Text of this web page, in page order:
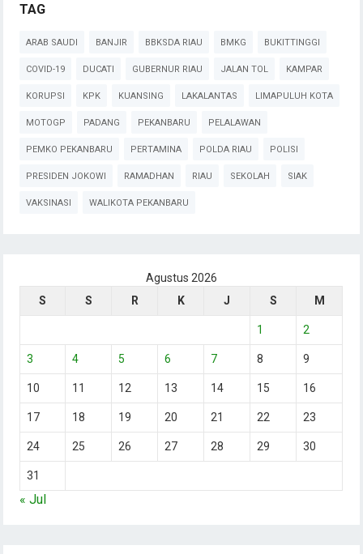
TAG
ARAB SAUDI BANJIR BBKSDA RIAU BMKG BUKITTINGGI
COVID-19 DUCATI GUBERNUR RIAU JALAN TOL KAMPAR
KORUPSI KPK KUANSING LAKALANTAS LIMAPULUH KOTA
MOTOGP PADANG PEKANBARU PELALAWAN
PEMKO PEKANBARU PERTAMINA POLDA RIAU POLISI
PRESIDEN JOKOWI RAMADHAN RIAU SEKOLAH SIAK
VAKSINASI WALIKOTA PEKANBARU
Agustus 2026
S
S R K J S M
1 2
3 4 5 6 7 8 9
10 11 12 13 14 15 16
17 18 19 20 21 22 23
24 25 26 27 28 29 30
31
« Jul